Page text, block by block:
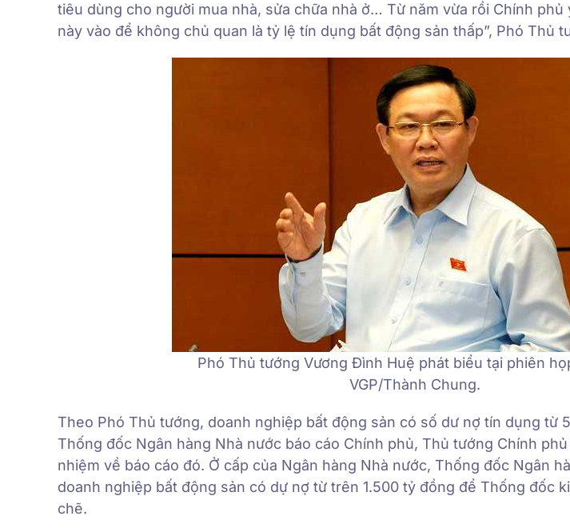
tiêu dùng cho người mua nhà, sửa chữa nhà ở… Từ năm vừa rồi Chính
này vào để không chủ quan là tỷ lệ tín dụng bất động sản thấp”, Phó Thủ
Phó Thủ tướng Vương Đình Huệ phát biểu tại phiên
VGP/Thành Chung.
Theo Phó Thủ tướng, doanh nghiệp bất động sản có số dư nợ tín dụng từ
Thống đốc Ngân hàng Nhà nước báo cáo Chính phủ, Thủ tướng Chính
nhiệm về báo cáo đó. Ở cấp của Ngân hàng Nhà nước, Thống đốc Ngân
doanh nghiệp bất động sản có dự nợ từ trên 1.500 tỷ đồng để Thống đốc
chẽ.